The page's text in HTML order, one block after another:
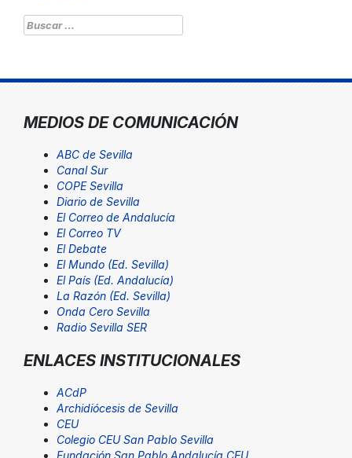
Buscar:
MEDIOS DE COMUNICACIÓN
ABC de Sevilla
Canal Sur
COPE Sevilla
Diario de Sevilla
El Correo de Andalucía
El Correo TV
El Debate
El Mundo (Ed. Sevilla)
El País (Ed. Andalucía)
La Razón (Ed. Sevilla)
Onda Cero Sevilla
Radio Sevilla SER
ENLACES INSTITUCIONALES
ACdP
Archidiócesis de Sevilla
CEU
Colegio CEU San Pablo Sevilla
Fundación San Pablo Andalucía CEU